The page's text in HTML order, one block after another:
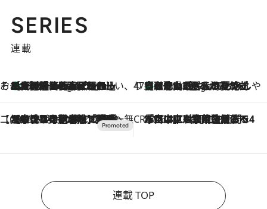
SERIES
連載
そおだよおこの関西おいしい、おやつ紀行
4 Hours Ago
［大阪府箕面市］一皿一皿目の前で仕上げられる、料理を巧みに組み込んだアシェットデセールコース「ミチル アシェット デセール（Michiru assiette dessert）」 47都道府県の手みやげ ひんやりスイーツで夏を満喫
4 Hours Ago
【和歌山県】この夏絶対食べたい 冷やしておいしいおやつ3選 みかんがごろっと丸ごと入ったジュレ
【CREA×星野リゾート】唯一無二。癒しと発見が待つ場所へ
2026.8.7
【トンボの足水浴】ヒノキの香りに包まれて涼感マックス！約13℃の湧水かけ流しを避暑地「星野温泉 トンボの湯」で体験 CREA'S CHOICE
2026.8.7
「立川にも歌舞伎があるんだよ」 片岡仁左衛門・市川中車ら豪華座組みで4年目の立川立飛歌舞伎へ
連載 TOP